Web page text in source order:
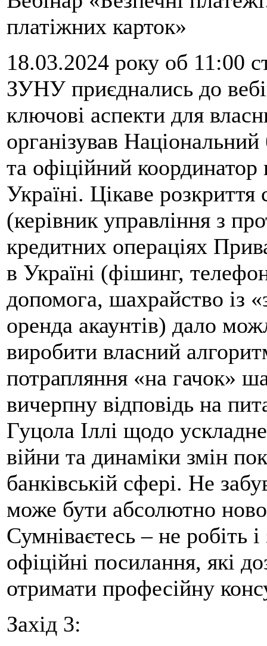
платіжних карток»
18.03.2024 року об 11:00
ЗУНУ приєднались до
ключові аспекти для
організував
та офіційний
Україні. Цікаве
(керівник управління з
кредитних операціях
в Україні (фішинг,
допомога, шахрайство із
оренда акаунтів) дало
виробити власний
потрапляння «на гачок»
вичерпну відповідь на
Гуцола Іллі щодо
війни та динаміки змін
банківській сфері. Не
може бути абсолютно
Сумніваєтесь – не робіть
офіційні посилання, які
отримати професійну
Захід 3: